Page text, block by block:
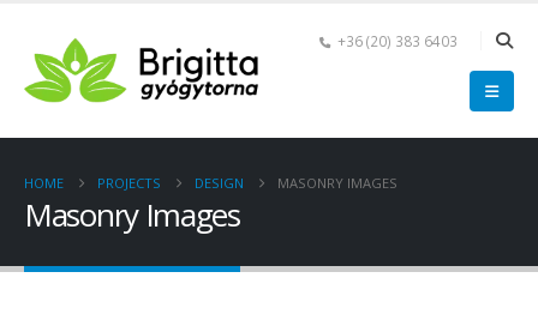
+36 (20) 383 6403
HOME PROJECTS DESIGN MASONRY IMAGES
Masonry Images